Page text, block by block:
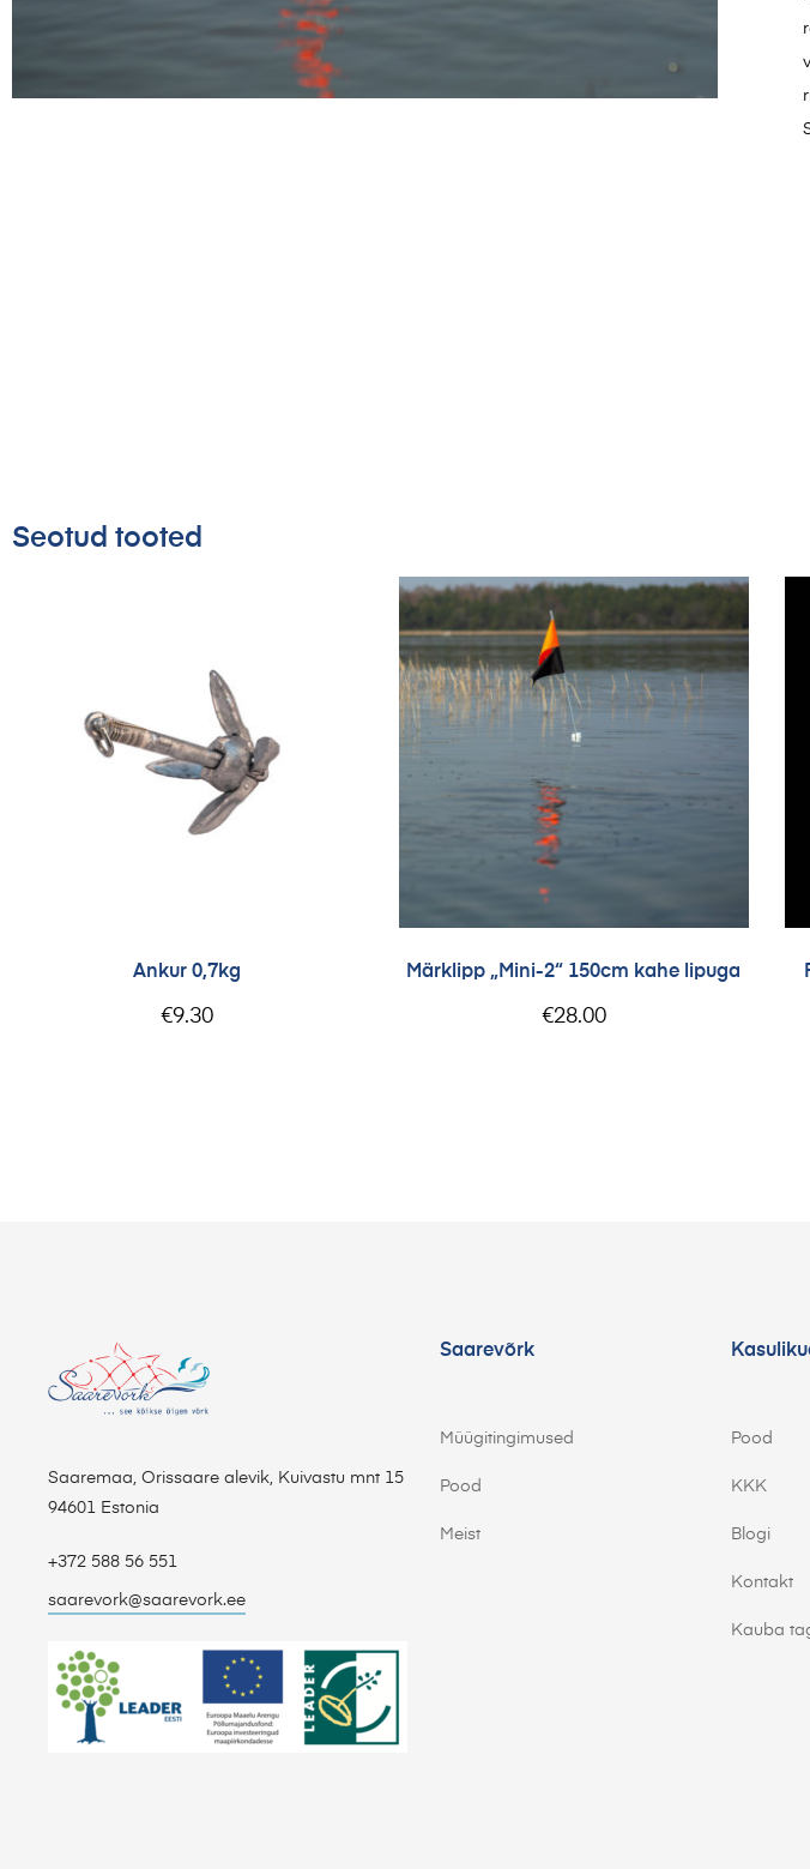
Seotud tooted
Ankur 0,7kg
€9.30
Märklipp „Mini-2“ 150cm kahe lipuga
€28.00
Saaremaa, Orissaare alevik, Kuivastu mnt 15
94601 Estonia
+372 588 56 551
saarevork@saarevork.ee
Saarevõrk
Müügitingimused
Pood
Meist
Pood
KKK
Blogi
Kontakt
Kauba